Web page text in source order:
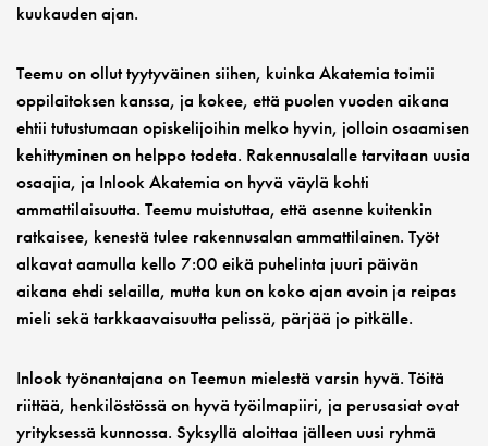
kuukauden ajan.
Teemu on ollut tyytyväinen siihen, kuinka Akatemia toimii
oppilaitoksen kanssa, ja kokee, että puolen vuoden aikana
ehtii tutustumaan opiskelijoihin melko hyvin, jolloin osaamisen
kehittyminen on helppo todeta. Rakennusalalle tarvitaan uusia
osaajia, ja Inlook Akatemia on hyvä väylä kohti
ammattilaisuutta. Teemu muistuttaa, että asenne kuitenkin
ratkaisee, kenestä tulee rakennusalan ammattilainen. Työt
alkavat aamulla kello 7:00 eikä puhelinta juuri päivän
aikana ehdi selailla, mutta kun on koko ajan avoin ja reipas
mieli sekä tarkkaavaisuutta pelissä, pärjää jo pitkälle.
Inlook työnantajana on Teemun mielestä varsin hyvä. Töitä
riittää, henkilöstössä on hyvä työilmapiiri, ja perusasiat ovat
yrityksessä kunnossa. Syksyllä aloittaa jälleen uusi ryhmä